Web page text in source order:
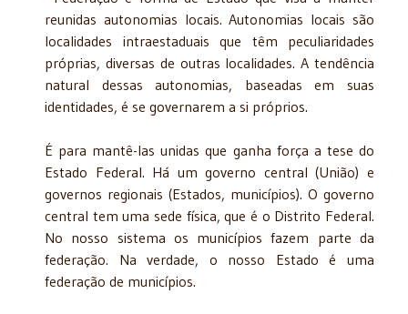
reunidas autonomias locais. Autonomias locais são
localidades intraestaduais que têm peculiaridades
próprias, diversas de outras localidades. A tendência
natural dessas autonomias, baseadas em suas
identidades, é se governarem a si próprios.
É para mantê-las unidas que ganha força a tese do
Estado Federal. Há um governo central (União) e
governos regionais (Estados, municípios). O governo
central tem uma sede física, que é o Distrito Federal.
No nosso sistema os municípios fazem parte da
federação. Na verdade, o nosso Estado é uma
federação de municípios.